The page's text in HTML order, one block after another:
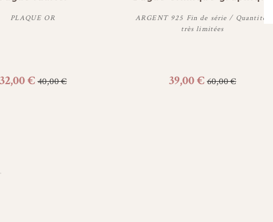
PLAQUE OR
€ 40,00 €
ARGENT 925 Fin de série / Quantités
très limitées
39,00 € 60,00 €